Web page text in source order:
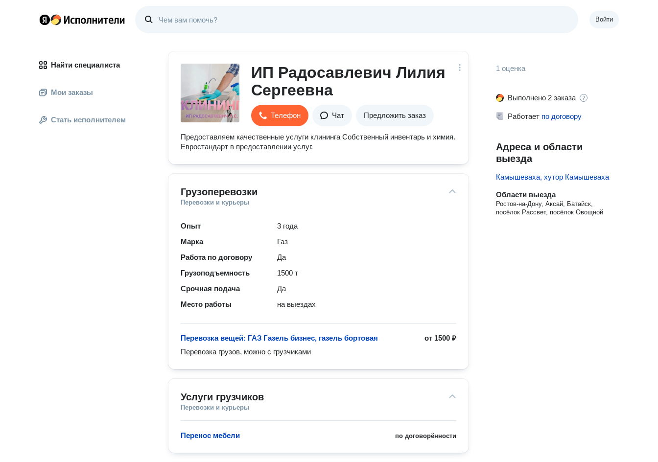
Войти
Найти специалиста
Мои заказы
Стать исполнителем
ИП Радосавлевич Лилия
Сергеевна
Телефон Чат Предложить заказ
Предоставляем качественные услуги клининга Собственный инвентарь и химия.
Евростандарт в предоставлении услуг.
Грузоперевозки
Перевозки и курьеры
Опыт
3 года
Марка
Газ
Работа по договору
Да
Грузоподъемность
1500 т
Срочная подача
Да
Место работы
на выездах
от 1500 ₽
Перевозка вещей: ГАЗ Газель бизнес, газель бортовая
Перевозка грузов, можно с грузчиками
Услуги грузчиков
Перевозки и курьеры
по договорённости
Перенос мебели
1 оценка
Выполнено 2 заказа
Работает по договору
Адреса и области
выезда
Камышеваха, хутор Камышеваха
Области выезда
Ростов-на-Дону, Аксай, Батайск,
посёлок Рассвет, посёлок Овощной